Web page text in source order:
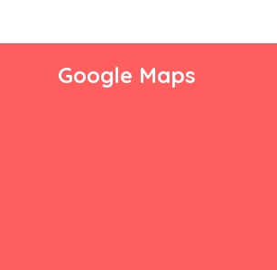
Google Maps